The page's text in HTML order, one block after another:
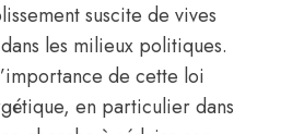
suscite de vives
les milieux politiques.
de cette loi
en particulier dans